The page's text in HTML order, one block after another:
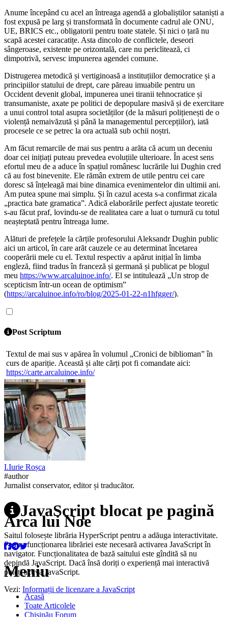
Anume începând cu acel an întreaga agendă a globaliștilor sataniști a
fost expusă pe larg și transformată în documente cadrul ale ONU,
UE, BRICS etc., obligatorii pentru toate statele. Și nici o țară nu
scapă acestei caracatițe. Asta dincolo de conflictele, deseori
sângeroase, existente pe orizontală, care nu periclitează, ci
dimpotrivă, servesc impunerea agendei comune.
Distrugerea metodică și vertiginoasă a instituțiilor democratice și a
principiilor statului de drept, care păreau imuabile pentru un
Occident devenit global, impunerea unei tiranii tehnocratice și
transumaniste, axate pe politici de depopulare masivă și de exercitare
a unui control total asupra societăților (de la măsuri polițienești de o
violență nemaivăzută și până la managementul percepțiilor), iată
procesele ce se petrec la ora actuală sub ochii noștri.
Am făcut remarcile de mai sus pentru a arăta că acum un deceniu
doar cei inițiați puteau prevedea evoluțiile ulterioare. În acest sens
efortul meu de a aduce în spațiul românesc lucrările lui Dughin cred
că au fost binevenite. Ele rămân extrem de utile pentru cei care
doresc să înțeleagă mai bine dinamica evenimentelor din ultimii ani.
Am putea spune mai simplu. Și în cazul acesta s-a confirmat zicala
„practica bate gramatica”. Adică elaborările perfect ajustate teoretic
s-au făcut praf, lovindu-se de realitatea care a luat o turnură cu totul
neașteptată pentru întreaga lume.
Alături de prefețele la cărțile profesorului Aleksandr Dughin public
aici un articol, în care arăt cauzele ce au determinat încetarea
cooperării mele cu el. Textul respectiv a apărut inițial în limba
engleză, fiind tradus în franceză și germană și publicat pe blogul
meu https://www.arcaluinoe.info/. El se intitulează „Un strop de
scepticism într-un ocean de optimism”
(https://arcaluinoe.info/ro/blog/2025-01-22-n1hfgger/).
Post Scriptum
Textul de mai sus v apărea în volumul „Cronici de biblioman” în
curs de apariție. Această și alte cărți pot fi comandate aici:
https://carte.arcaluinoe.info/
I.Iurie Roșca
#author
Jurnalist conservator, editor și traducător.
JavaScript blocat pe pagină
Saitul folosește librăria HyperScript pentru a adăuga interactivitate.
Pentru funcționarea librăriei este necesară activarea JavaScript în
navigator. Funcționalitatea de bază saitului este gîndită să nu
depindă JavaScript. Dacă însă doriți o experiență mai interactivă
puteți activa JavaScript.
Vezi: Informații de licenzare a JavaScript
Arca lui Noe
Meniu
Acasă
Toate Articolele
Chișinău Forum